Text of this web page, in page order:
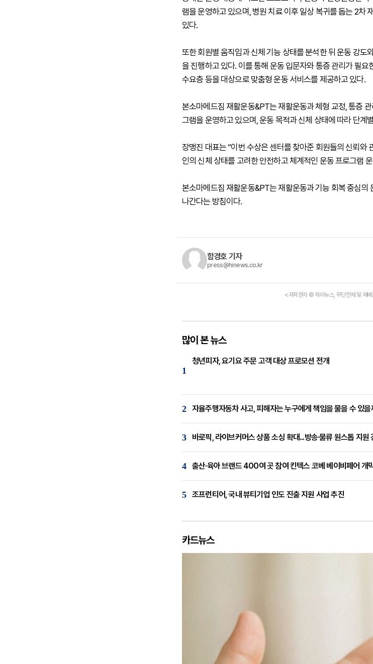
램을 운영하고 있으며, 병원 치료 이후 일상 복귀를 돕는 2차
있다.
또한 회원별 움직임과 신체 기능 상태를 분석한 뒤 운동 강도
을 진행하고 있다. 이를 통해 운동 입문자와 통증 관리가 필요
수요층 등을 대상으로 맞춤형 운동 서비스를 제공하고 있다.
본소마메드짐 재활운동&PT는 재활운동과 체형 교정, 통증
그램을 운영하고 있으며, 운동 목적과 신체 상태에 따라 단계
장맹진 대표는 “이번 수상은 센터를 찾아준 회원들의 신뢰와
인의 신체 상태를 고려한 안전하고 체계적인 운동 프로그램
본소마메드짐 재활운동&PT는 재활운동과 기능 회복 중심의
나간다는 방침이다.
함경호 기자
press@hinews.co.kr
<저작권자 © 하이뉴스, 무단전재 및 재
많이 본 뉴스
1
청년피자, 요기요 주문 고객 대상 프로모션 전개
2 자율주행자동차 사고, 피해자는 누구에게 책임을 물을 수 있을
3 바로픽, 라이브커머스 상품 소싱 확대...방송·물류 원스톱 지원
4 출산·육아 브랜드 400여 곳 참여 킨텍스 코베 베이비페어 개
5 조프런티어, 국내 뷰티기업 인도 진출 지원 사업 추진
카드뉴스